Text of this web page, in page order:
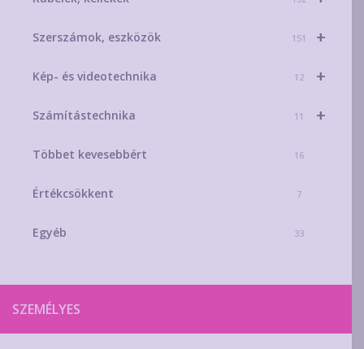
+
Szerszámok, eszközök 151
+
Kép- és videotechnika 12
+
Számítástechnika 11
Többet kevesebbért 16
Értékcsökkent 7
Egyéb 33
SZEMÉLYES